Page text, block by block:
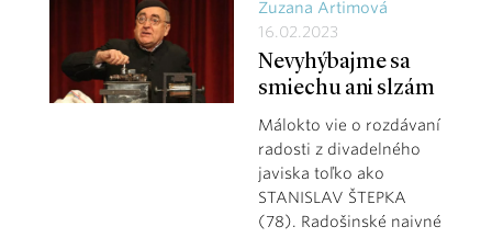
Zuzana Artimová
16.02.2023
Nevyhýbajme sa
smiechu ani slzám
Málokto vie o rozdávaní
radosti z divadelného
javiska toľko ako
STANISLAV ŠTEPKA
(78). Radošinské naivné